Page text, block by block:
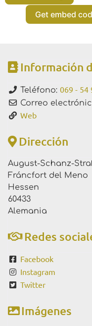
Get embed
Información
Teléfono: 069 - 54
Correo
Web
Dirección
August-Schanz-
Fráncfort del Meno
Hessen
60433
Alemania
Redes
Facebook
Instagram
Twitter
Imágenes